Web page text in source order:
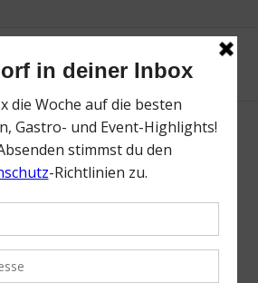
Grand Cru Menü
24. Januar 2018 /